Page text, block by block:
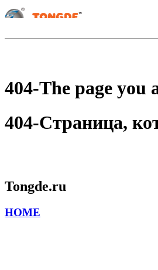
404-The page you
404-Страница,
Tongde.ru
HOME